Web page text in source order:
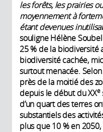
les forêts, les prairies
moyennement à
étant devenues
souligne Hélène
25 % de la biodiversité
biodiversité cachée,
surtout menacée.
près de la moitié des
depuis le début du XXe
d’un quart des terres
substantiels des
plus que 10 % en